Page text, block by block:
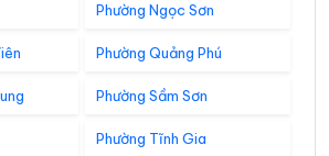
Phường Ngọc Sơn
Phường Quảng Phú
Phường Sầm Sơn
Phường Tĩnh Gia